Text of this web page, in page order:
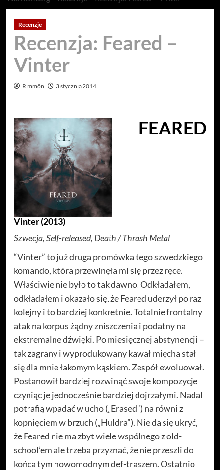
Recenzje
Recenzja: Feared –
Vinter
Rimmön 3 stycznia 2014
FEARED
Vinter (2013)
Szwecja, Self-released, Death / Thrash Metal
“Vinter” to już druga promówka tego szwedzkiego
komando, która przewinęła mi się przez ręce.
Właściwie nie było to tak dawno. Odkładałem,
odkładałem i okazało się, że Feared uderzył po raz
kolejny i to bardziej konkretnie. Totalnie frontalny
atak na korpus żądny zniszczenia i podatny na
ekstremalne dźwięki. Po miesięcznej abstynencji –
tak zagrany i wyprodukowany kawał mięcha stał
się dla mnie łakomym kąskiem. Zespół ewoluował.
Postanowił bardziej rozwinąć swoje kompozycje
czyniąc je jednocześnie bardziej dojrzałymi. Nadal
potrafią wpadać w ucho („Erased”) na równi z
kopnięciem w brzuch („Huldra”). Nie da się ukryć,
że Feared nie ma zbyt wiele wspólnego z old-
school’em ale trzeba przyznać, że nie przeszli do
końca tym nowomodnym def-traszem. Ostatnio